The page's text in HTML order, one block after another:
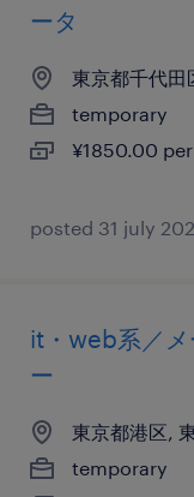
ータ
東京都千代田
temporary
¥1850.00
posted 31 july
it・web系／
ー
東京都港区,
temporary